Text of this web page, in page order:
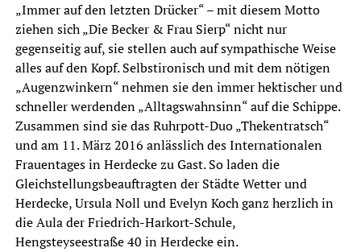
„Immer auf den letzten Drücker“ – mit diesem Motto
ziehen sich „Die Becker & Frau Sierp“ nicht nur
gegenseitig auf, sie stellen auch auf sympathische Weise
alles auf den Kopf. Selbstironisch und mit dem nötigen
„Augenzwinkern“ nehmen sie den immer hektischer und
schneller werdenden „Alltagswahnsinn“ auf die Schippe.
Zusammen sind sie das Ruhrpott-Duo „Thekentratsch“
und am 11. März 2016 anlässlich des Internationalen
Frauentages in Herdecke zu Gast. So laden die
Gleichstellungsbeauftragten der Städte Wetter und
Herdecke, Ursula Noll und Evelyn Koch ganz herzlich in
die Aula der Friedrich-Harkort-Schule,
Hengsteyseestraße 40 in Herdecke ein.